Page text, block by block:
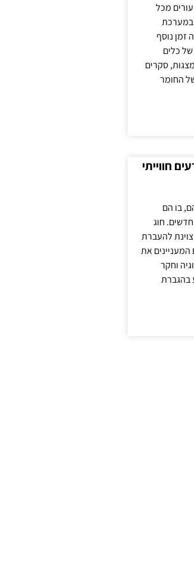
מכל
במערכת
זמן נוסף
של כלים
מצגות, סקרים
החומר
חווייתי
בו הם
חוג
להעברת
את
וחקר
בהגברת